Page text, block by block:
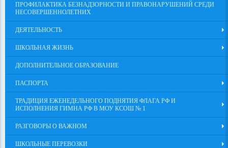
ПРОФИЛАКТИКА БЕЗНАДЗОРНОСТИ И ПРАВОНАРУШЕНИЙ СРЕДИ
НЕСОВЕРШЕННОЛЕТНИХ
ДЕЯТЕЛЬНОСТЬ
ШКОЛЬНАЯ ЖИЗНЬ
ДОПОЛНИТЕЛЬНОЕ ОБРАЗОВАНИЕ
ПАСПОРТА
ТРАДИЦИЯ ЕЖЕНЕДЕЛЬНОГО ПОДНЯТИЯ ФЛАГА РФ И
ИСПОЛНЕНИЯ ГИМНА РФ В МОУ КСОШ № 1
РАЗГОВОРЫ О ВАЖНОМ
ШКОЛЬНЫЕ ПЕРЕВОЗКИ